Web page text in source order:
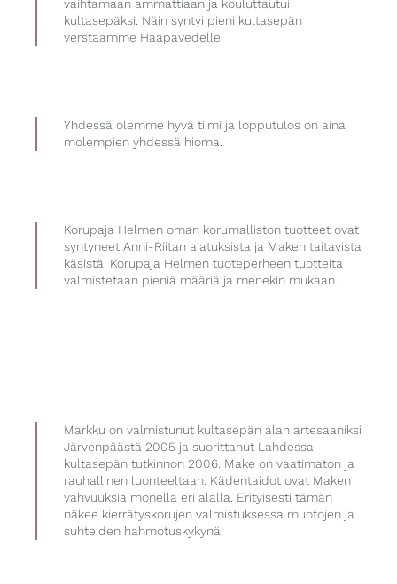
vaihtamaan ammattiaan ja kouluttautui
kultasepäksi. Näin syntyi pieni kultasepän
verstaamme Haapavedelle.
Yhdessä olemme hyvä tiimi ja lopputulos on aina
molempien yhdessä hioma.
Korupaja Helmen oman korumalliston tuotteet ovat
syntyneet Anni-Riitan ajatuksista ja Maken taitavista
käsistä. Korupaja Helmen tuoteperheen tuotteita
valmistetaan pieniä määriä ja menekin mukaan.
Markku on valmistunut kultasepän alan artesaaniksi
Järvenpäästä 2005 ja suorittanut Lahdessa
kultasepän tutkinnon 2006. Make on vaatimaton ja
rauhallinen luonteeltaan. Kädentaidot ovat Maken
vahvuuksia monella eri alalla. Erityisesti tämän
näkee kierrätyskorujen valmistuksessa muotojen ja
suhteiden hahmotuskykynä.